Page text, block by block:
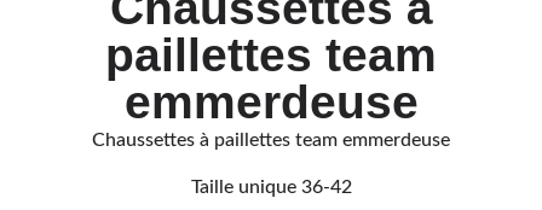
paillettes team
emmerdeuse
Chaussettes à paillettes team emmerdeuse
Taille unique 36-42